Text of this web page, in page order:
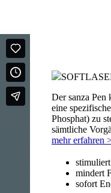
Der sanza
eine
Phosphat) zu
sämtliche
mehr erfahren
mindert
sofort